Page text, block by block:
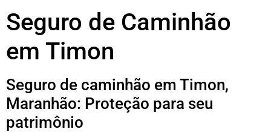
Seguro de Caminhão
em Timon
Seguro de caminhão em Timon,
Maranhão: Proteção para seu
patrimônio